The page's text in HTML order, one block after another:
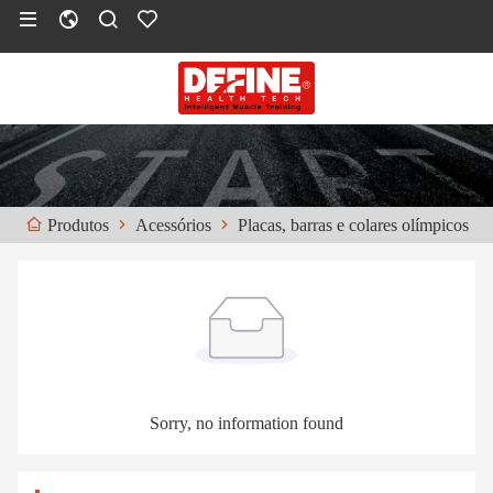
Produtos Acessórios Placas, barras e colares olímpicos
Sorry, no information found